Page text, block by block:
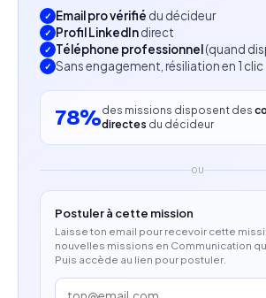
Capacité à analyser les données
performances.
Créativité, organisation et sens du
Profil recherché
Formation en communication,
domaine équivalent.
Expérience en community
Capacité à travailler en présentiel
environnement structuré.
Email pro vérifié du décideur
Profil LinkedIndirect
Téléphone professionnel(quand
Sans engagement, résiliation en 1 clic
78%des missions disposent des
directes du décideur
OU
Postuler à cette mission
Laisse ton email pour recevoir cette
nouvelles missions en Communication
Puis accède au lien pour postuler.